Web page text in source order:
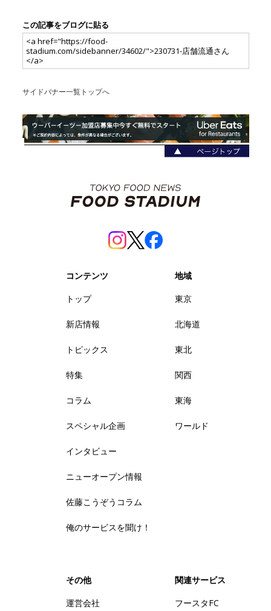
この記事をブログに貼る
<a href="https://food-
stadium.com/sidebanner/34602/">230731-店舗流通さん
</a>
サイドバナー一覧トップへ
コンテンツ
トップ
新店情報
トピックス
特集
コラム
スペシャル企画
インタビュー
ニューオープン情報
佐藤こうぞうコラム
俺のサービスを聞け！
地域
東京
北海道
東北
関西
東海
ワールド
その他
運営会社
関連サービス
フースタFC